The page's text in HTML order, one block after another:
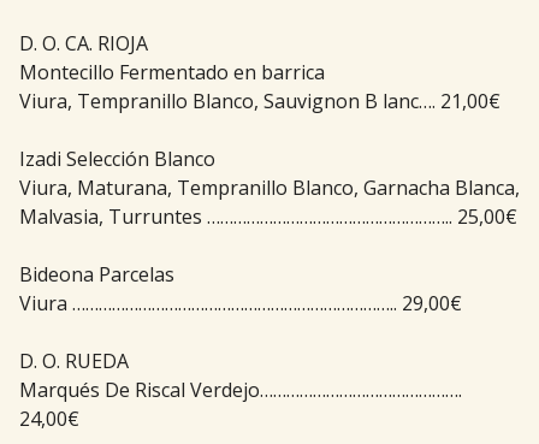
D. O. CA. RIOJA
Montecillo Fermentado en barrica
Viura, Tempranillo Blanco, Sauvignon B lanc…. 21,00€
Izadi Selección Blanco
Viura, Maturana, Tempranillo Blanco, Garnacha Blanca,
Malvasia, Turruntes ……………………………………………….. 25,00€
Bideona Parcelas
Viura ……………………………………………………………….. 29,00€
D. O. RUEDA
Marqués De Riscal Verdejo……………………………………….
24,00€